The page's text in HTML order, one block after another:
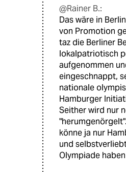
@Rainer B.:
Das wäre in
von Promotion
taz die Berliner
lokalpatriotisch
aufgenommen
eingeschnappt,
nationale
Hamburger
Seither wird nur
könne ja nur
und
Olympiade